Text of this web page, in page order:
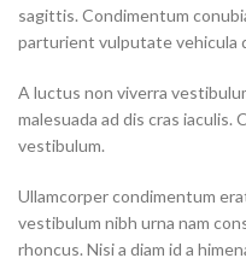
sagittis. Condimentum
parturient vulputate vehicula
A luctus non viverra
malesuada ad dis cras
vestibulum.
Ullamcorper condimentum
vestibulum nibh urna nam
rhoncus. Nisi a diam id a